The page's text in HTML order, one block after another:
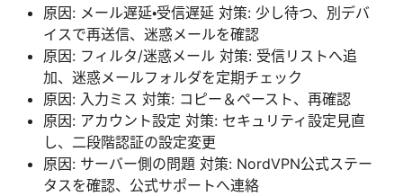
原因: メール遅延・受信遅延 対策: 少し待つ、別デバ
イスで再送信、迷惑メールを確認
原因: フィルタ/迷惑メール 対策: 受信リストへ追
加、迷惑メールフォルダを定期チェック
原因: 入力ミス 対策: コピー＆ペースト、再確認
原因: アカウント設定 対策: セキュリティ設定見直
し、二段階認証の設定変更
原因: サーバー側の問題 対策: NordVPN公式ステー
タスを確認、公式サポートへ連絡